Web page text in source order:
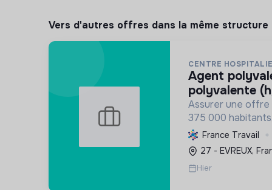
Vers d'autres offres dans la même structure
CENTRE
agent polyvalent / agente
polyvalente
Assurer une offre
375 000
transition
HQE, la biomasse,
responsables, et
une...
France Travail
27 - EVREUX,
Hier